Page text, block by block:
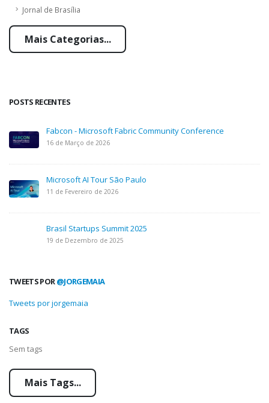
Jornal de Brasília
Mais Categorias...
POSTS RECENTES
Fabcon - Microsoft Fabric Community Conference
16 de Março de 2026
Microsoft AI Tour São Paulo
11 de Fevereiro de 2026
Brasil Startups Summit 2025
19 de Dezembro de 2025
TWEETS POR@JORGEMAIA
Tweets por jorgemaia
TAGS
Sem tags
Mais Tags...